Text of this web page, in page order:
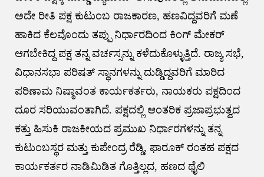
ಅದೇ ರೀತಿ ಪಕ್ಷ ಕುಟುಂಬ ರಾಜಕಾರಣ, ಹಣವಿದ್ದವರಿಗೆ ಮಣೆ
ಹಾಕಿದ ಕೆಲವೊಂದು ತಪ್ಪು ನಿರ್ಧಾರದಿಂದ ಕಿಂಗ್ ಮೇಕರ್
ಆಗಬೇಕಿದ್ದ ಪಕ್ಷ ತನ್ನ ವರ್ಚಸ್ಸನ್ನು ಕಳೆದುಕೊಳ್ಳುತ್ತಿದೆ. ರಾಜ್ಯ ಸಭೆ,
ವಿಧಾನಸಭಾ ಪರಿಷತ್ ಸ್ಥಾನಗಳನ್ನು ದುಡ್ಡಿದ್ದವರಿಗೆ ಮಾರಿದ
ಪರಿಣಾಮ ನಿಷ್ಠಾವಂತ ಕಾರ್ಯಕರ್ತರು, ನಾಯಕರು ಪಕ್ಷದಿಂದ
ದೂರ ಸರಿಯುವಂತಾಗಿದೆ. ಪಕ್ಷದಲ್ಲಿ ಆಂತರಿಕ ಪ್ರಜಾಪ್ರಭುತ್ವದ
ಕತ್ತು ಹಿಸುಕಿ ರಾಜಕೀಯದ ಪ್ರಮುಖ ನಿರ್ಧಾರಗಳನ್ನು ತನ್ನ
ಕುಟುಂಬಸ್ಥರ ಮತ್ತು ಕುಪೇಂದ್ರ ರೆಡ್ಡಿ, ಫಾರೂಕ್ ರಂತಹ ಪಕ್ಷದ
ಕಾರ್ಯಕರ್ತರ ನಾಡಿಮಿಡಿತ ಗೊತ್ತಿಲ್ಲದ, ಹಣದ ಥೈಲಿ